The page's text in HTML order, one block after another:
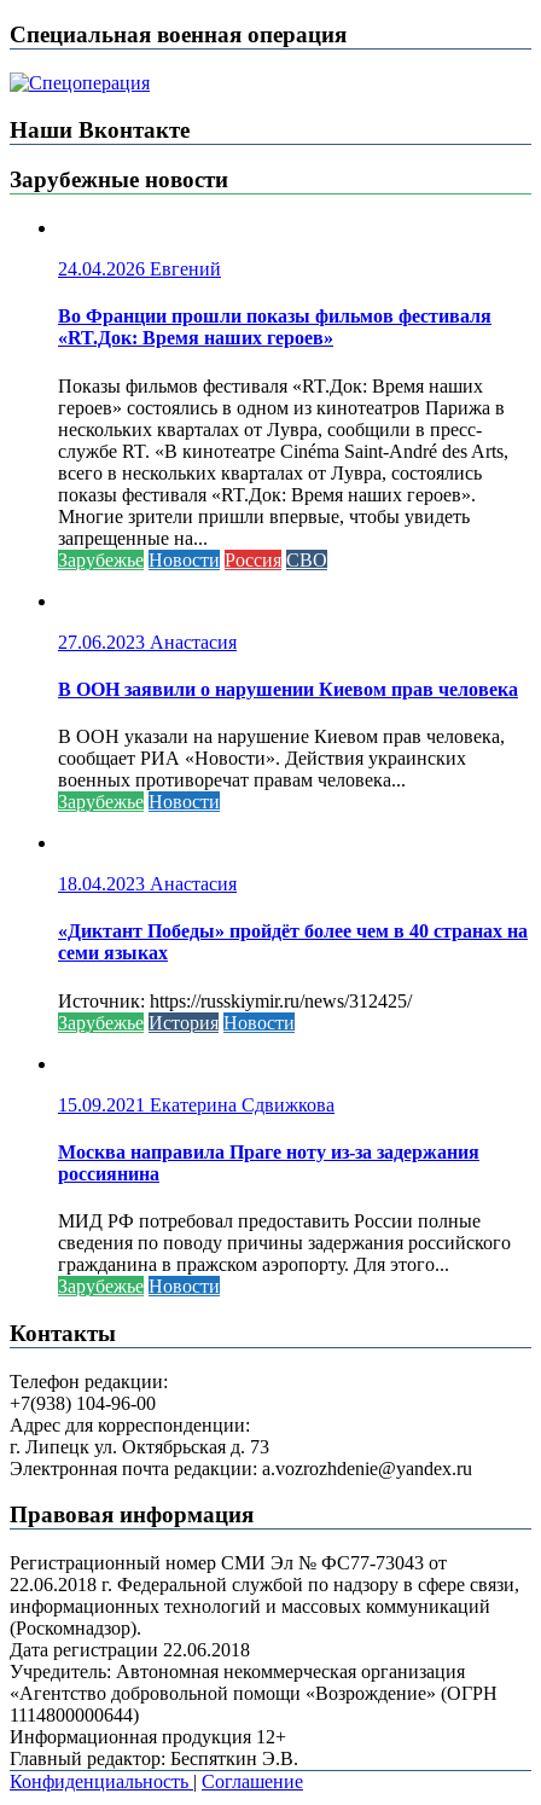
Специальная военная операция
Наши Вконтакте
Зарубежные новости
24.04.2026 Евгений
Во Франции прошли показы фильмов фестиваля
«RT.Док: Время наших героев»
Показы фильмов фестиваля «RT.Док: Время наших
героев» состоялись в одном из кинотеатров Парижа в
нескольких кварталах от Лувра, сообщили в пресс-
службе RT. «В кинотеатре Cinéma Saint-André des Arts,
всего в нескольких кварталах от Лувра, состоялись
показы фестиваля «RT.Док: Время наших героев».
Многие зрители пришли впервые, чтобы увидеть
запрещенные на...
Зарубежье Новости Россия СВО
27.06.2023 Анастасия
В ООН заявили о нарушении Киевом прав человека
В ООН указали на нарушение Киевом прав человека,
сообщает РИА «Новости». Действия украинских
военных противоречат правам человека...
Зарубежье Новости
18.04.2023 Анастасия
«Диктант Победы» пройдёт более чем в 40 странах на
семи языках
Источник: https://russkiymir.ru/news/312425/
Зарубежье История Новости
15.09.2021 Екатерина Сдвижкова
Москва направила Праге ноту из-за задержания
россиянина
МИД РФ потребовал предоставить России полные
сведения по поводу причины задержания российского
гражданина в пражском аэропорту. Для этого...
Зарубежье Новости
Контакты
Телефон редакции:
+7(938) 104-96-00
Адрес для корреспонденции:
г. Липецк ул. Октябрьская д. 73
Электронная почта редакции: a.vozrozhdenie@yandex.ru
Правовая информация
Регистрационный номер СМИ Эл № ФС77-73043 от
22.06.2018 г. Федеральной службой по надзору в сфере связи,
информационных технологий и массовых коммуникаций
(Роскомнадзор).
Дата регистрации 22.06.2018
Учредитель: Автономная некоммерческая организация
«Агентство добровольной помощи «Возрождение» (ОГРН
1114800000644)
Информационная продукция 12+
Главный редактор: Беспяткин Э.В.
Конфиденциальность | Соглашение